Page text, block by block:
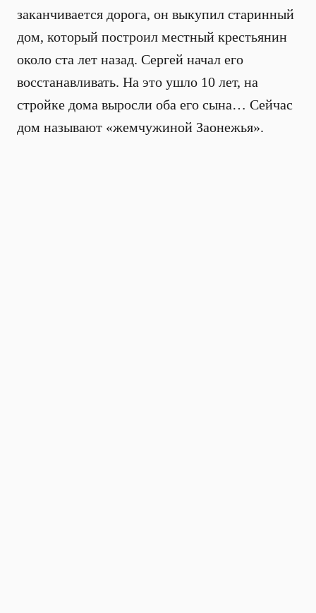
заканчивается дорога, он выкупил старинный
дом, который построил местный крестьянин
около ста лет назад. Сергей начал его
восстанавливать. На это ушло 10 лет, на
стройке дома выросли оба его сына… Сейчас
дом называют «жемчужиной Заонежья».